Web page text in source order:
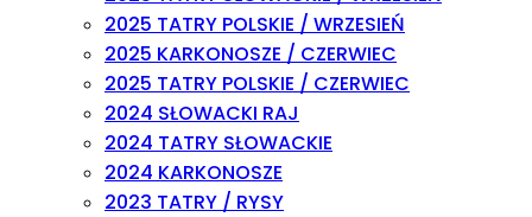
2025 TATRY POLSKIE / WRZESIEŃ
2025 KARKONOSZE / CZERWIEC
2025 TATRY POLSKIE / CZERWIEC
2024 SŁOWACKI RAJ
2024 TATRY SŁOWACKIE
2024 KARKONOSZE
2023 TATRY / RYSY